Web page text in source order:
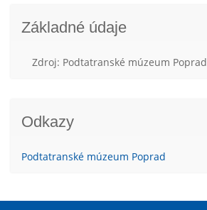
Základné údaje
Zdroj: Podtatranské múzeum Poprad
Odkazy
Podtatranské múzeum Poprad